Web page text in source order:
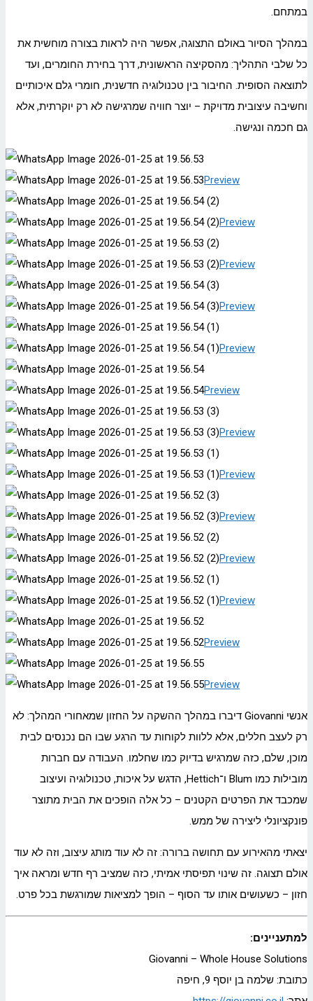
במתחם.
במהלך הסיור באולם התצוגה, אפשר היה לראות בצורה מוחשית את
כל שלבי התהליך: מהסקיצה הראשונית, דרך בחירת החומרים, ועד
לתוצאה הסופית. החיבור בין טכנולוגיה חדשנית, חומרי גלם איכותיים
וחשיבה עיצובית מדויקת – יוצר חוויה שמרגישה לא רק יוקרתית, אלא
גם חכמה ונגישה.
Preview
Preview
Preview
Preview
Preview
Preview
Preview
Preview
Preview
Preview
Preview
Preview
Preview
אנשי Giovanni דיברו במהלך ההשקה על החזון שמאחורי המהלך: לא
רק לעצב חללים, אלא ללוות לקוחות עד הרגע שבו הם נכנסים לבית
מוכן, שלם, כזה שמרגיש בדיוק כמו שחלמו. העבודה עם חברות
מובילות כמו Blum ו־Hettich, הדגש על איכות, טכנולוגיה ועיצוב
שמכבד את הפרטים הקטנים – כל אלה הופכים את הבית מתוצר
פונקציונלי ליצירה של ממש.
יצאתי מהאירוע עם תחושה ברורה: זה לא עוד מותג עיצוב, וזה לא עוד
אולם תצוגה. זה שינוי תפיסתי אמיתי, כזה שמציב רף חדש ומראה איך
חזון – כשעושים אותו עד הסוף – הופך למציאות שמורגשת בכל פרט.
למתעניינים:
Giovanni – Whole House Solutions
כתובת: שלמה בן יוסף 9, חיפה